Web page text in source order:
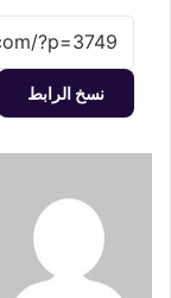
نسخ الرابط